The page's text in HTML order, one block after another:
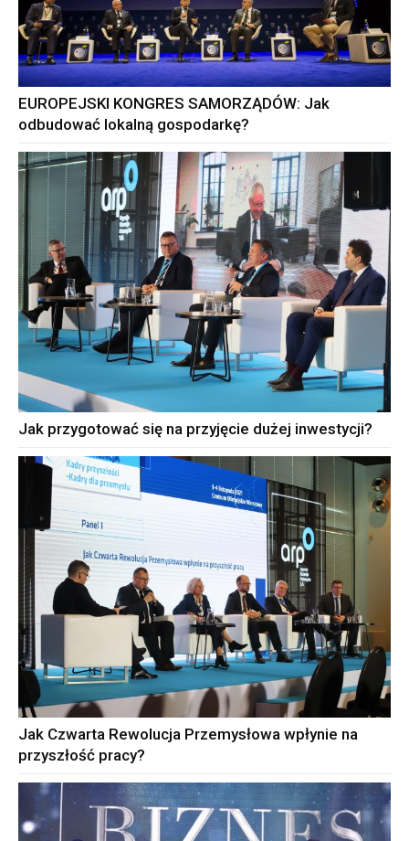
EUROPEJSKI KONGRES SAMORZĄDÓW: Jak
odbudować lokalną gospodarkę?
Jak przygotować się na przyjęcie dużej inwestycji?
Jak Czwarta Rewolucja Przemysłowa wpłynie na
przyszłość pracy?